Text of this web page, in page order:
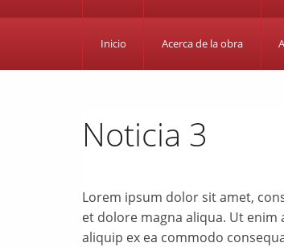
Inicio Acerca de la obra
Noticia 3
Lorem ipsum dolor sit amet,
et dolore magna aliqua. Ut
aliquip ex ea commodo